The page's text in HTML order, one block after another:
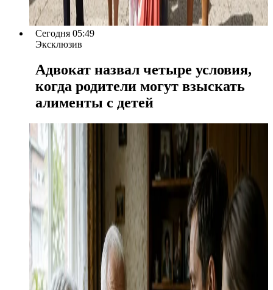
Сегодня 05:49
Эксклюзив
Адвокат назвал четыре условия,
когда родители могут взыскать
алименты с детей